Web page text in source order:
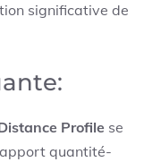
significative de
Profile se
quantité-